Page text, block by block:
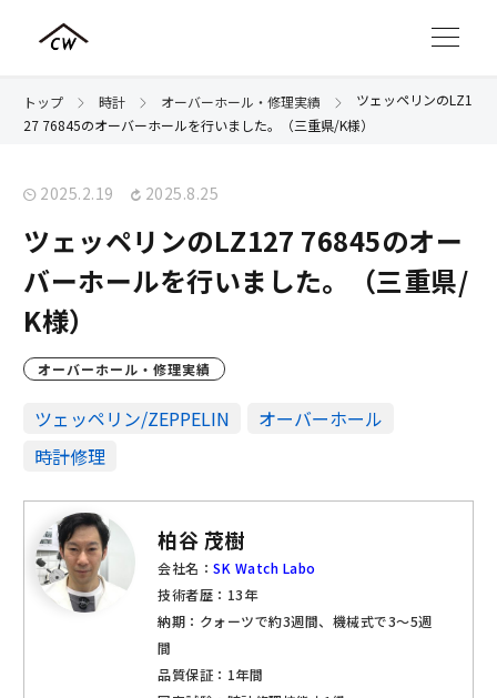
トップ 時計 オーバーホール・修理実績
ツェッペリンのLZ1
27 76845のオーバーホールを行いました。（三重県/K様）
2025.2.19 2025.8.25
ツェッペリンのLZ127 76845のオー
バーホールを行いました。（三重県/
K様）
オーバーホール・修理実績
ツェッペリン/ZEPPELIN
オーバーホール
時計修理
柏谷 茂樹
会社名：SK Watch Labo
技術者歴：13年
納期：クォーツで約3週間、機械式で3～5週
間
品質保証：1年間